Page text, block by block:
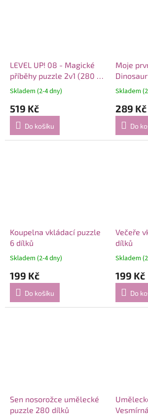
LEVEL UP! 08 - Magické
příběhy puzzle 2v1 (280 a
330 dílků)
Skladem (2-4 dny)
519 Kč
Do košíku
Moje
Skladem
289 Kč
Do
Koupelna vkládací puzzle
6 dílků
Skladem (2-4 dny)
199 Kč
Do košíku
Večeře
dílků
Skladem
199 Kč
Do
Sen nosorožce umělecké
puzzle 280 dílků